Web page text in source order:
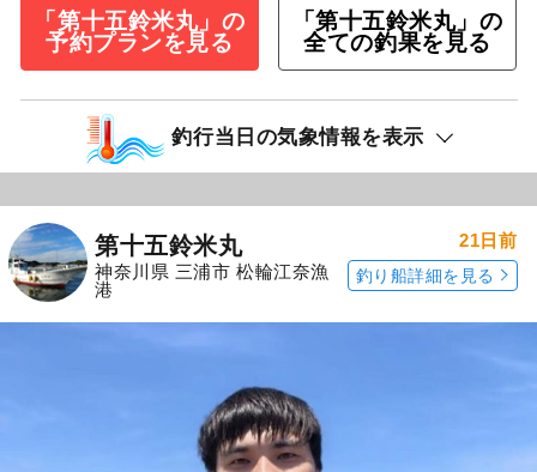
「第十五鈴米丸」の
予約プランを見る
「第十五鈴米丸」の
全ての釣果を見る
釣行当日の気象情報を表示
第十五鈴米丸
神奈川県 三浦市 松輪江奈漁
港
21日前
釣り船詳細を見る